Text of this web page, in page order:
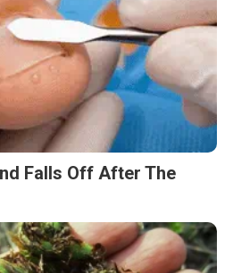
Falls Off After The